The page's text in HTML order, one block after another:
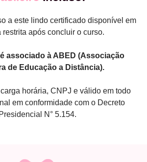
a este lindo certificado disponível em
restrita após concluir o curso.
associado à ABED (Associação
de Educação a Distância).
horária, CNPJ e válido em todo
em conformidade com o Decreto
Presidencial N° 5.154.